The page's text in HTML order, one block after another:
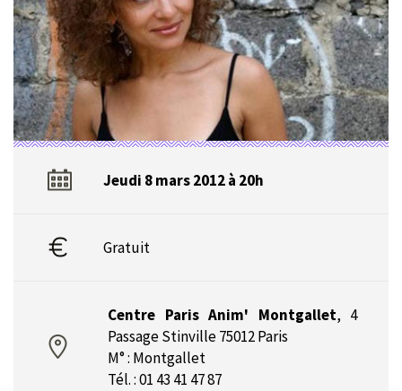
Jeudi 8 mars 2012 à 20h
Gratuit
Centre Paris Anim' Montgallet, 4
Passage Stinville 75012 Paris
M° : Montgallet
Tél. : 01 43 41 47 87